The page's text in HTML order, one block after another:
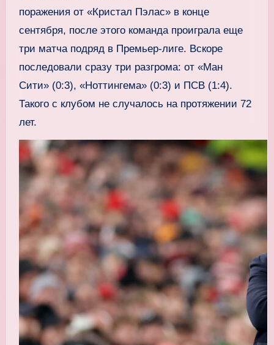
поражения от «Кристал Пэлас» в конце
сентября, после этого команда проиграла еще
три матча подряд в Премьер-лиге. Вскоре
последовали сразу три разгрома: от «Ман
Сити» (0:3), «Ноттингема» (0:3) и ПСВ (1:4).
Такого с клубом не случалось на протяжении 72
лет.